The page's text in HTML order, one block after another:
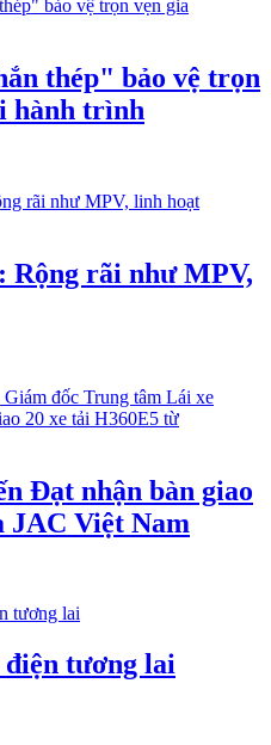
thép" bảo vệ trọn
hành trình
Rộng rãi như MPV,
Đạt nhận bàn giao
JAC Việt Nam
điện tương lai